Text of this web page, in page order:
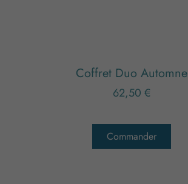
Coffret Duo Automne
62,50 €
Commander